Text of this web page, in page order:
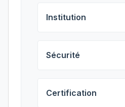
Institution
Sécurité
Certification